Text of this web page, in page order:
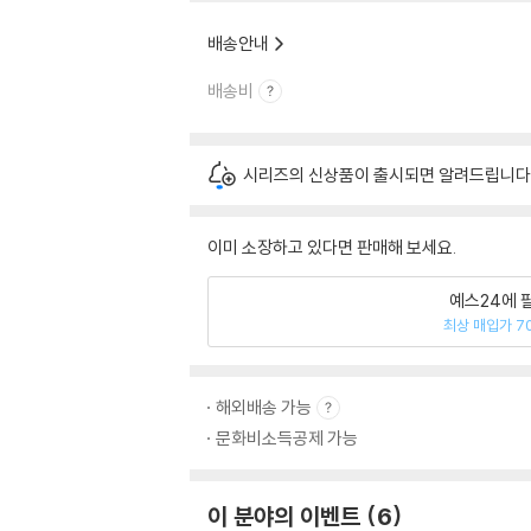
배송안내
배송비
시리즈의 신상품이 출시되면 알려드립니
이미 소장하고 있다면 판매해 보세요.
예스24에
최상 매입가
해외배송 가능
문화비소득공제 가능
이 분야의 이벤트 6